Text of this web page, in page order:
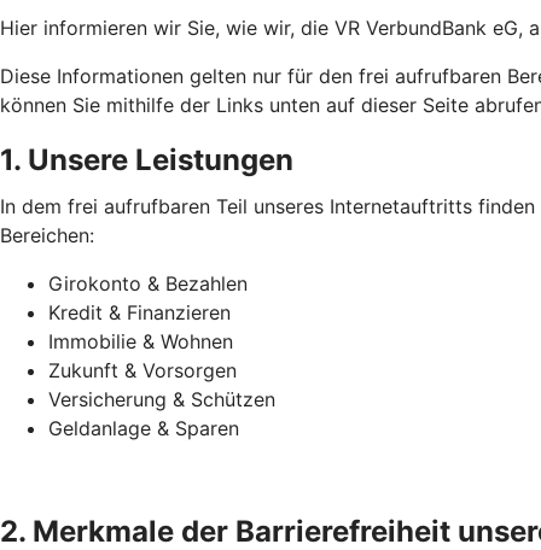
Hier informieren wir Sie, wie wir, die VR VerbundBank
Diese Informationen gelten nur für den frei aufrufbaren
können Sie mithilfe der Links unten auf dieser Seite
1. Unsere Leistungen
In dem frei aufrufbaren Teil unseres Internetauftritts
Bereichen:
Girokonto & Bezahlen
Kredit & Finanzieren
Immobilie & Wohnen
Zukunft & Vorsorgen
Versicherung & Schützen
Geldanlage & Sparen
2. Merkmale der Barrierefreiheit